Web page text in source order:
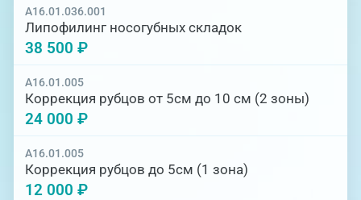
A16.01.036.001
Липофилинг носогубных складок
38 500 ₽
A16.01.005
Коррекция рубцов от 5см до 10 см (2 зоны)
24 000 ₽
A16.01.005
Коррекция рубцов до 5см (1 зона)
12 000 ₽